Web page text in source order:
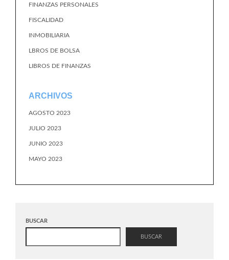
FINANZAS PERSONALES
FISCALIDAD
INMOBILIARIA
LBROS DE BOLSA
LIBROS DE FINANZAS
ARCHIVOS
AGOSTO 2023
JULIO 2023
JUNIO 2023
MAYO 2023
BUSCAR
BUSCAR